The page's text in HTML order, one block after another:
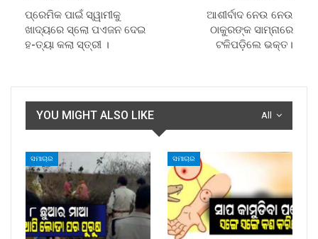
ପ୍ରେମିକ ପାଇଁ ସ୍ୱାମୀକୁ
ଖାଦ୍ୟରେ ସ୍ଲୋ ପଏଜନ ଦେଇ
ହ-ତ୍ୟା କଲା ସ୍ତ୍ରୀ ।
ଆଶୀର୍ବାଦ ନେଉ ନେଉ
ଠାକୁରଙ୍କ ସାମ୍ନାରେ
ଟଳିପଡ଼ିଲେ ଭକ୍ତ।
All
YOU MIGHT ALSO LIKE
ସମାଚାର ସମାଚାର